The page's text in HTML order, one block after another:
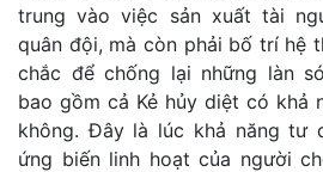
trung vào việc sản xuất tài
quân đội, mà còn phải bố trí hệ
chắc để chống lại những làn
bao gồm cả Kẻ hủy diệt có khả
không. Đây là lúc khả năng tư
ứng biến linh hoạt của người